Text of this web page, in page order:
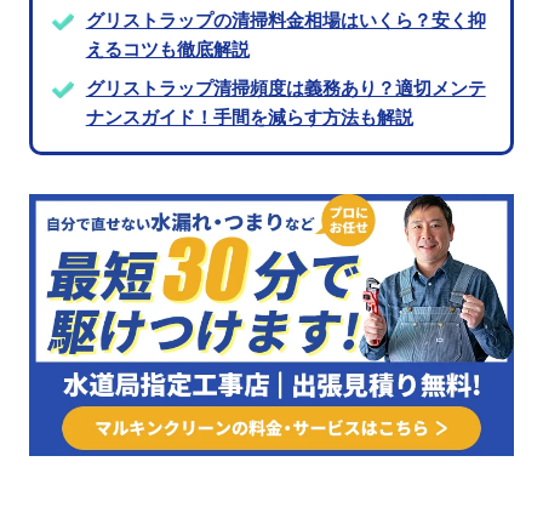
グリストラップの清掃料金相場はいくら？安く抑
えるコツも徹底解説
グリストラップ清掃頻度は義務あり？適切メンテ
ナンスガイド！手間を減らす方法も解説